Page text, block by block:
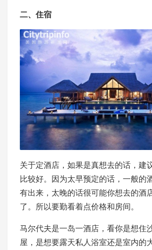
二、住宿
关于定酒店，如果是真想去的话，建
比较好。因为太早预定的话，一般的
有出来，太晚的话很可能你想去的酒
了。所以要勤看着点价格和房间。
马尔代夫是一岛一酒店，看你是想住
屋，是想要露天私人浴室还是室内的